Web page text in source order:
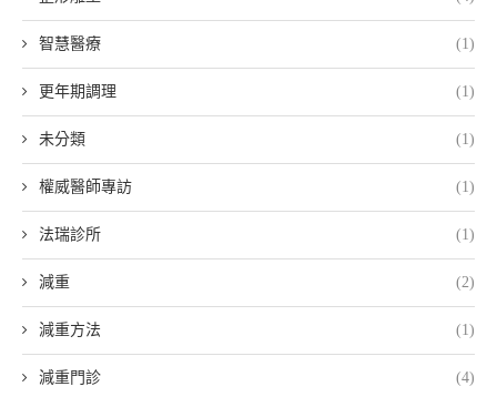
智慧醫療 (1)
更年期調理 (1)
未分類 (1)
權威醫師專訪 (1)
法瑞診所 (1)
減重 (2)
減重方法 (1)
減重門診 (4)